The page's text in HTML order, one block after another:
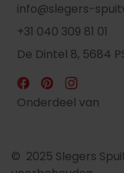
info@slegers-
+31 040 309 81 01
De Dintel 8, 5684
Onderdeel van
© 2025 Slegers